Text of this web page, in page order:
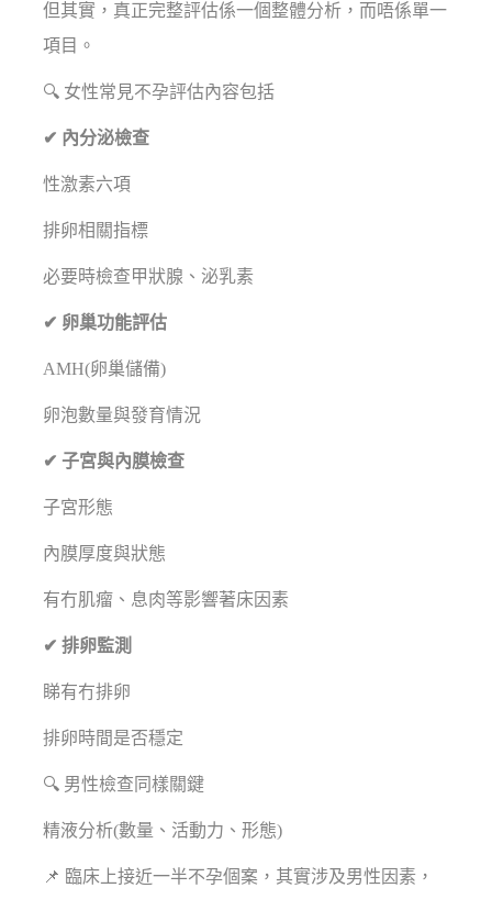
但其實，真正完整評估係一個整體分析，而唔係單一
項目。
🔍 女性常見不孕評估內容包括
✔ 內分泌檢查
性激素六項
排卵相關指標
必要時檢查甲狀腺、泌乳素
✔ 卵巢功能評估
AMH(卵巢儲備)
卵泡數量與發育情況
✔ 子宮與內膜檢查
子宮形態
內膜厚度與狀態
有冇肌瘤、息肉等影響著床因素
✔ 排卵監測
睇有冇排卵
排卵時間是否穩定
🔍 男性檢查同樣關鍵
精液分析(數量、活動力、形態)
📌 臨床上接近一半不孕個案，其實涉及男性因素，